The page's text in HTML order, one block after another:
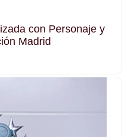
con Personaje y
Madrid